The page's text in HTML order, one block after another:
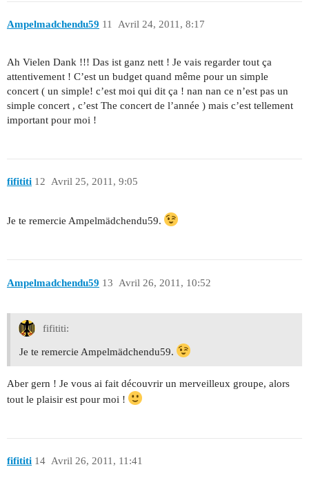
Ampelmadchendu59 Avril 24, 2011, 8:17
11
Ah Vielen Dank !!! Das ist ganz nett ! Je vais regarder tout ça
attentivement ! C’est un budget quand même pour un simple
concert ( un simple! c’est moi qui dit ça ! nan nan ce n’est pas un
simple concert , c’est The concert de l’année ) mais c’est tellement
important pour moi !
fifititi Avril 25, 2011, 9:05
12
Je te remercie Ampelmädchendu59.
Ampelmadchendu59 Avril 26, 2011, 10:52
13
fifititi:
Je te remercie Ampelmädchendu59.
Aber gern ! Je vous ai fait découvrir un merveilleux groupe, alors
tout le plaisir est pour moi !
fifititi Avril 26, 2011, 11:41
14